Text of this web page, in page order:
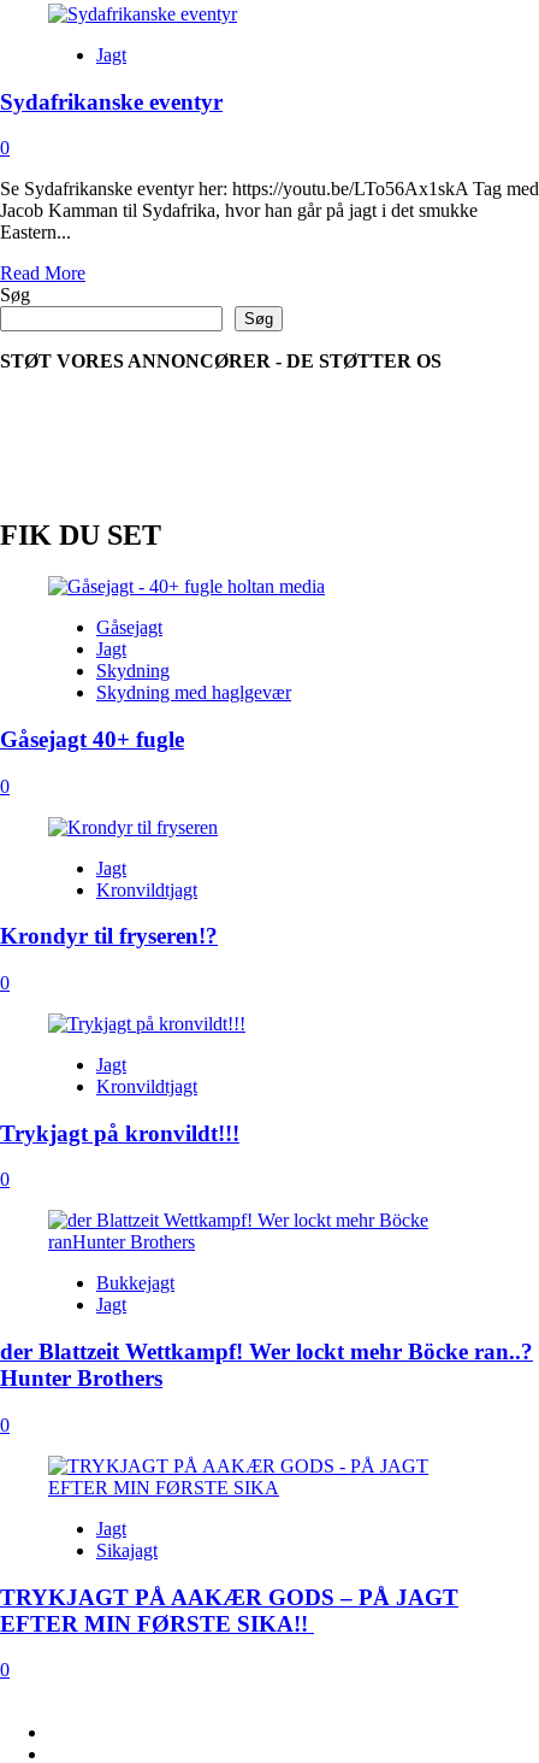
Jagt
Sydafrikanske eventyr
0
Se Sydafrikanske eventyr her: https://youtu.be/LTo56Ax1skA Tag med
Jacob Kamman til Sydafrika, hvor han går på jagt i det smukke
Eastern...
Read MoreRead
Sydafrikanske
eventyr
Søg
Søg
STØT VORES ANNONCØRER - DE STØTTER OS
FIK DU SET
Gåsejagt
Jagt
Skydning
Skydning med haglgevær
Gåsejagt 40+ fugle
0
Jagt
Kronvildtjagt
Krondyr til fryseren!?
0
Jagt
Kronvildtjagt
Trykjagt på kronvildt!!!
0
Bukkejagt
Jagt
der Blattzeit Wettkampf! Wer lockt mehr Böcke ran..?
Hunter Brothers
0
Jagt
Sikajagt
TRYKJAGT PÅ AAKÆR GODS – PÅ JAGT
EFTER MIN FØRSTE SIKA!!
0